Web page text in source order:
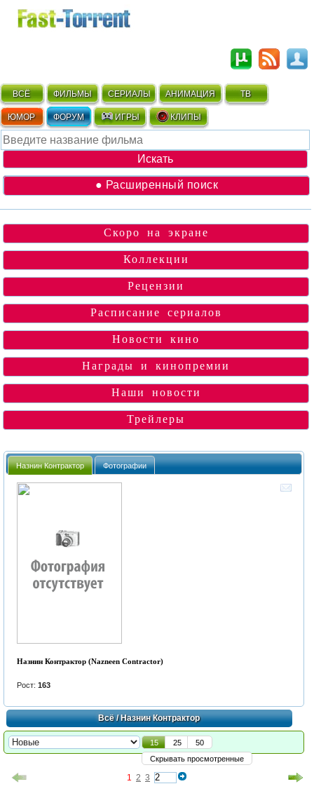
ВСЁ ФИЛЬМЫ СЕРИАЛЫ АНИМАЦИЯ ТВ
ЮМОР ФОРУМ ИГРЫ КЛИПЫ
● Расширенный поиск
Скоро на экране
Коллекции
Рецензии
Расписание сериалов
Новости кино
Награды и кинопремии
Наши новости
Трейлеры
Назнин Контрактор Фотографии
Назнин Контрактор (Nazneen Contractor)
Рост: 163
Всё/ Назнин Контрактор
15 25
50
Скрывать просмотренные
1 2 3